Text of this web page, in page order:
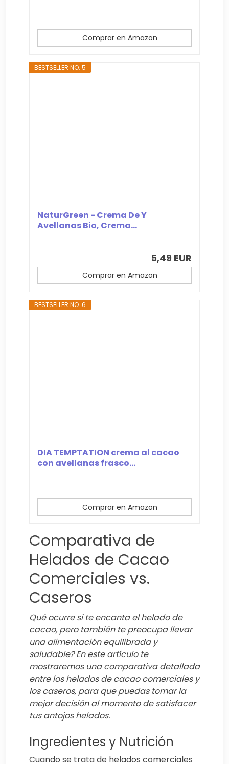
Comprar en Amazon
BESTSELLER NO. 5
NaturGreen - Crema De Y
Avellanas Bio, Crema...
5,49 EUR
Comprar en Amazon
BESTSELLER NO. 6
DIA TEMPTATION crema al cacao
con avellanas frasco...
Comprar en Amazon
Comparativa de
Helados de Cacao
Comerciales vs.
Caseros
Qué ocurre si te encanta el helado de
cacao, pero también te preocupa llevar
una alimentación equilibrada y
saludable? En este artículo te
mostraremos una comparativa detallada
entre los helados de cacao comerciales y
los caseros, para que puedas tomar la
mejor decisión al momento de satisfacer
tus antojos helados.
Ingredientes y Nutrición
Cuando se trata de helados comerciales